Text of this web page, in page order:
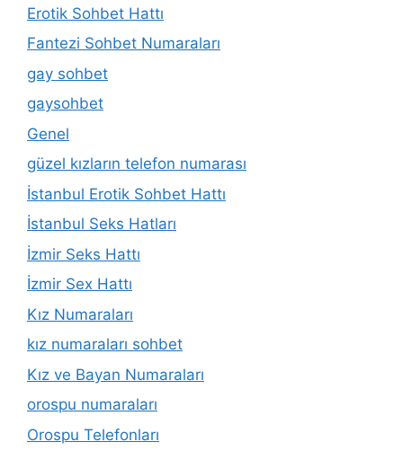
Erotik Sohbet Hattı
Fantezi Sohbet Numaraları
gay sohbet
gaysohbet
Genel
güzel kızların telefon numarası
İstanbul Erotik Sohbet Hattı
İstanbul Seks Hatları
İzmir Seks Hattı
İzmir Sex Hattı
Kız Numaraları
kız numaraları sohbet
Kız ve Bayan Numaraları
orospu numaraları
Orospu Telefonları